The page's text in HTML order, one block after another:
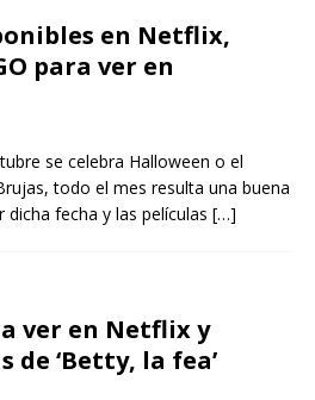
en Netflix,
para ver en
se celebra Halloween o el
todo el mes resulta una buena
fecha y las películas […]
ver en Netflix y
de ‘Betty, la fea’